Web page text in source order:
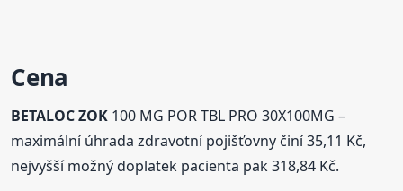
Cena
BETALOC ZOK 100 MG POR TBL PRO 30X100MG –
maximální úhrada zdravotní pojišťovny činí 35,11 Kč,
nejvyšší možný doplatek pacienta pak 318,84 Kč.